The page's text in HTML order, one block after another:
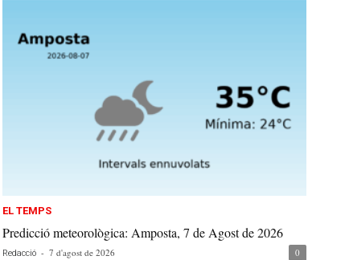
EL TEMPS
Predicció meteorològica: Amposta, 7 de Agost de 2026
Redacció - 7 d'agost de 2026 0